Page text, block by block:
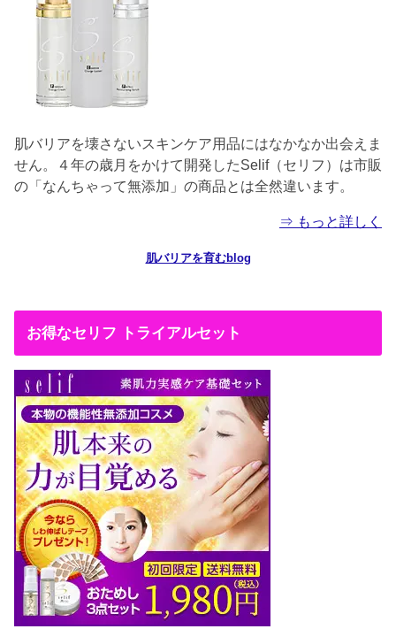
肌バリアを壊さないスキンケア用品にはなかなか出会えま
せん。４年の歳月をかけて開発したSelif（セリフ）は市販
の「なんちゃって無添加」の商品とは全然違います。
⇒ もっと詳しく
肌バリアを育むblog
お得なセリフ トライアルセット